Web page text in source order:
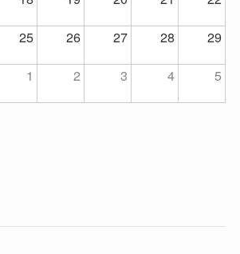
25 26 27 28
29
1 2 3 4 5